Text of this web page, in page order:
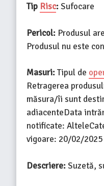
Tip Risc:Sufocare
Pericol: Produsul
Produsul nu este
Masuri:Tipul de
Retragerea
măsura/îi sunt
adiacenteData
notificate:
vigoare: 20/02/2025
Descriere:Suzetă,